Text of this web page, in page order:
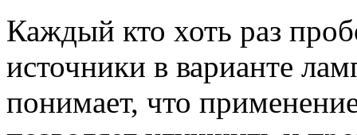
Каждый кто хоть раз
источники в варианте
понимает, что